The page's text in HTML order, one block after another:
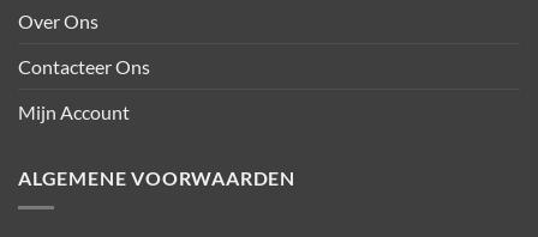
Over Ons
Contacteer Ons
Mijn Account
ALGEMENE VOORWAARDEN